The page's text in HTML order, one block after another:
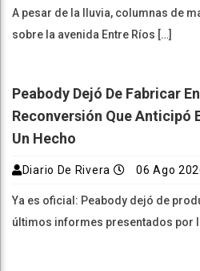
A pesar de la lluvia, columnas de
sobre la avenida Entre Ríos […]
Peabody Dejó De Fabricar
Reconversión Que Anticipó
Un Hecho
Diario De Rivera 06 Ago
Ya es oficial: Peabody dejó de
últimos informes presentados por